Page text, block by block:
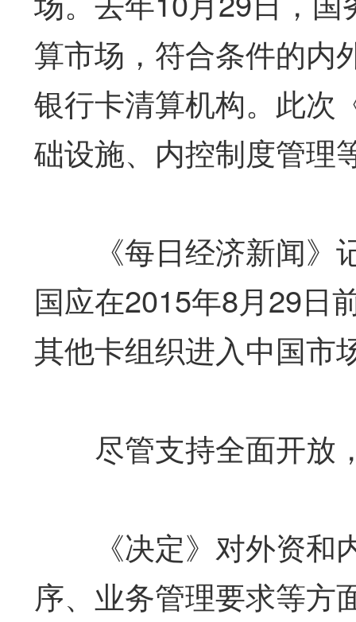
算市场，符合条件的内
银行卡清算机构。此次
础设施、内控制度管理
《每日经济新闻》
国应在2015年8月29日
其他卡组织进入中国市
尽管支持全面开放
《决定》对外资和
序、业务管理要求等方